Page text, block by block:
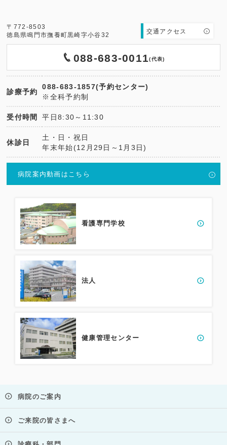
〒772-8503
徳島県鳴門市撫養町黒崎字小谷32
交通アクセス
088-683-0011(代表)
診療予約
088-683-1857(予約センター)
※全科予約制
受付時間 平日8:30～11:30
休診日
土・日・祝日
年末年始(12月29日～1月3日)
病院案内動画はこちら
看護専門学校
法人
健康管理センター
病院のご案内
ご来院の皆さまへ